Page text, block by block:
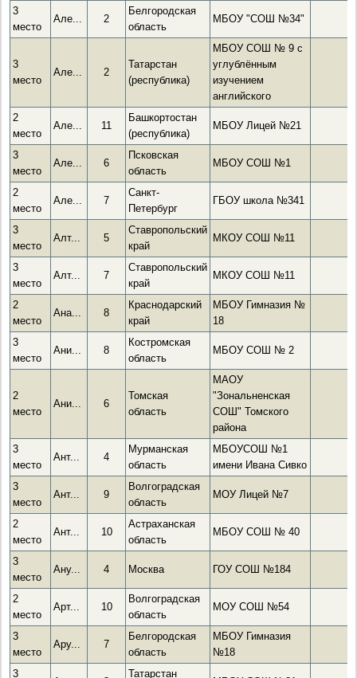
3
место
Але... 2
Белгородская
область
МБОУ "СОШ №34"
3
место
Але... 2
Татарстан
(республика)
МБОУ СОШ № 9 с
углублённым
изучением
английского
2
место
Але... 11
Башкортостан
(республика)
МБОУ Лицей №21
3
место
Але... 6
Псковская
область
МБОУ СОШ №1
2
место
Але... 7
Санкт-
Петербург
ГБОУ школа №341
3
место
Алт... 5
Ставропольский
край
МКОУ СОШ №11
3
место
Алт... 7
Ставропольский
край
МКОУ СОШ №11
2
место
Ана... 8
Краснодарский
край
МБОУ Гимназия №
18
3
место
Ани... 8
Костромская
область
МБОУ СОШ № 2
2
место
Ани... 6
Томская
область
МАОУ
"Зональненская
СОШ" Томского
района
3
место
Ант... 4
Мурманская
область
МБОУСОШ №1
имени Ивана Сивко
3
место
Ант... 9
Волгоградская
область
МОУ Лицей №7
2
место
Ант... 10
Астраханская
область
МБОУ СОШ № 40
3
место
Ану... 4 Москва ГОУ СОШ №184
2
место
Арт... 10
Волгоградская
область
МОУ СОШ №54
3
место
Ару... 7
Белгородская
область
МБОУ Гимназия
№18
3
Татарстан